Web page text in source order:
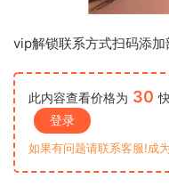
vip解锁联系方式扫码添加
此内容查看价格为 30
登录
如果有问题请联系客服!成